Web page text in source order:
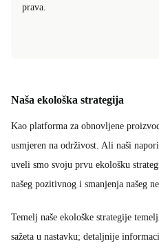
prava.
Naša ekološka strategija
Kao platforma za obnovljene
usmjeren na održivost. Ali naši
uveli smo svoju prvu ekološku
našeg pozitivnog i smanjenja našeg
Temelj naše ekološke strategije
sažeta u nastavku; detaljnije